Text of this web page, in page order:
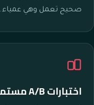
صحيح تعمل وهي عمياء.
اختبارات A/B مستمرة